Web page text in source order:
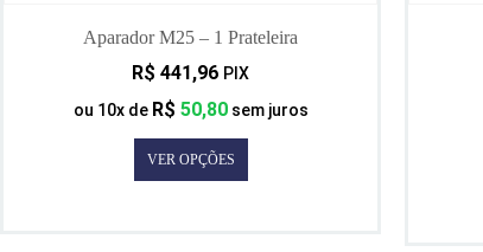
Aparador M25 – 1 Prateleira
R$ 441,96 PIX
ou 10x de R$ 50,80sem juros
VER OPÇÕES